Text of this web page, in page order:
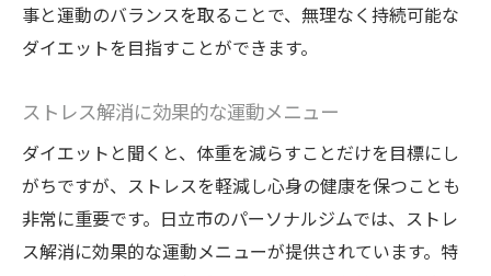
事と運動のバランスを取ることで、無理なく持続可能な
ダイエットを目指すことができます。
ストレス解消に効果的な運動メニュー
ダイエットと聞くと、体重を減らすことだけを目標にし
がちですが、ストレスを軽減し心身の健康を保つことも
非常に重要です。日立市のパーソナルジムでは、ストレ
ス解消に効果的な運動メニューが提供されています。特